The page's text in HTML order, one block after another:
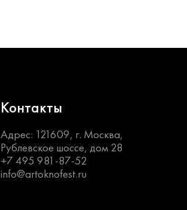
Контакты
Адрес: 121609, г. Москва,
Рублевское шоссе, дом 28
+7 495 981-87-52
info@artoknofest.ru